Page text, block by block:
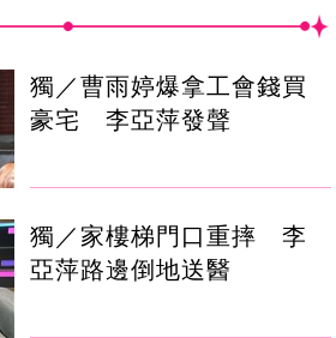
獨／曹雨婷爆拿工會錢買
豪宅 李亞萍發聲
獨／家樓梯門口重摔 李
亞萍路邊倒地送醫